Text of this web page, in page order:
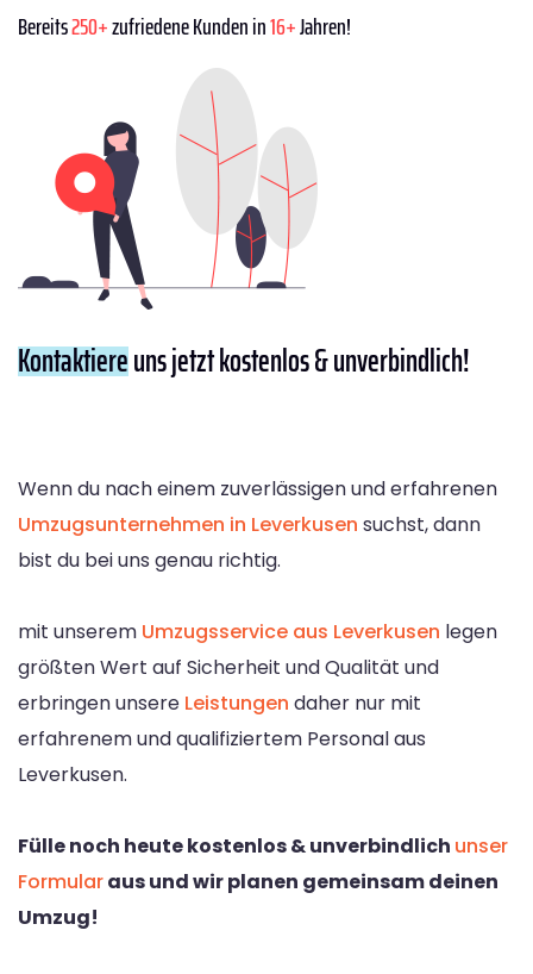
Bereits250+zufriedene Kunden in16+Jahren!
Kontaktiereuns jetzt kostenlos & unverbindlich!
Wenn du nach einem zuverlässigen und erfahrenen
Umzugsunternehmen in Leverkusen suchst, dann
bist du bei uns genau richtig.
mit unserem Umzugsservice aus Leverkusen legen
größten Wert auf Sicherheit und Qualität und
erbringen unsere Leistungen daher nur mit
erfahrenem und qualifiziertem Personal aus
Leverkusen.
Fülle noch heute kostenlos & unverbindlich unser
Formularaus und wir planen gemeinsam deinen
Umzug!